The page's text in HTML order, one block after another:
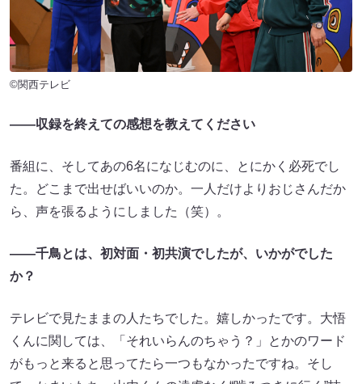
©関西テレビ
――収録を終えての感想を教えてください
番組に、そしてあの6名になじむのに、とにかく必死でし
た。どこまで出せばいいのか。一人だけよりおじさんだか
ら、声を張るようにしました（笑）。
――千鳥とは、初対面・初共演でしたが、いかがでした
か？
テレビで見たままの人たちでした。嬉しかったです。大悟
くんに関しては、「それいらんのちゃう？」とかのワード
がもっと来ると思ってたら一つもなかったですね。そし